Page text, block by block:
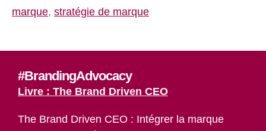
marque, stratégie de marque
#BrandingAdvocacy
Livre : The Brand Driven CEO
The Brand Driven CEO : Intégrer la marque